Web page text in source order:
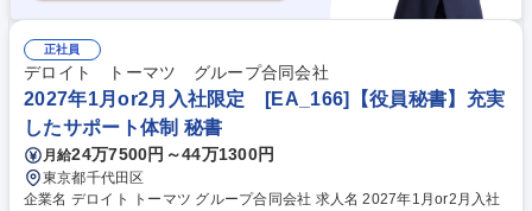
正社員
デロイト トーマツ グループ合同会社
2027年1月or2月入社限定 [EA_166]【役員秘書】充実
したサポート体制 秘書
月給24万7500円～44万1300円
東京都千代田区
企業名 デロイト トーマツ グループ合同会社 求人名 2027年1月or2月入社